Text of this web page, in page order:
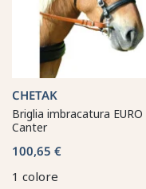
CHETAK
Briglia imbracatura EURO
Canter
100,65 €
1 colore